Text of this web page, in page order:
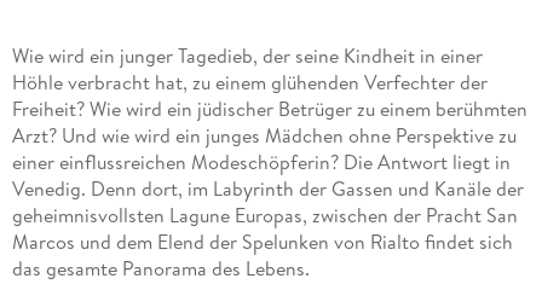
Wie wird ein junger Tagedieb, der seine Kindheit in einer
Höhle verbracht hat, zu einem glühenden Verfechter der
Freiheit? Wie wird ein jüdischer Betrüger zu einem berühmten
Arzt? Und wie wird ein junges Mädchen ohne Perspektive zu
einer einflussreichen Modeschöpferin? Die Antwort liegt in
Venedig. Denn dort, im Labyrinth der Gassen und Kanäle der
geheimnisvollsten Lagune Europas, zwischen der Pracht San
Marcos und dem Elend der Spelunken von Rialto findet sich
das gesamte Panorama des Lebens.